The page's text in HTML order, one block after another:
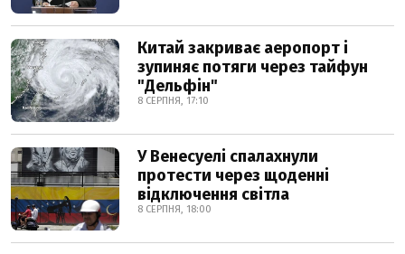
Китай закриває аеропорт і
зупиняє потяги через тайфун
"Дельфін"
8 СЕРПНЯ, 17:10
У Венесуелі спалахнули
протести через щоденні
відключення світла
8 СЕРПНЯ, 18:00